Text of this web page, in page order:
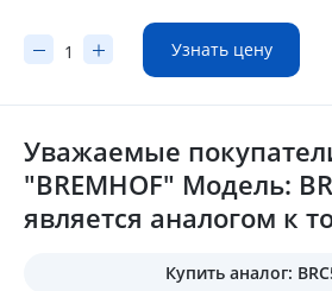
Узнать цену
Уважаемые
"BREMHOF" Модель:
является аналогом к
Купить аналог: